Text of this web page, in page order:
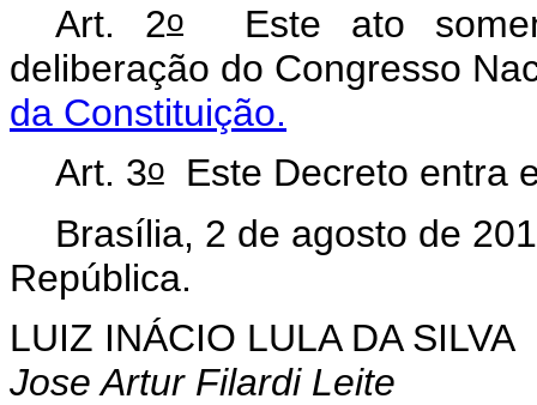
Art. 2o
Este ato
deliberação do Congresso
da Constituição.
Art. 3oEste Decreto entra
Brasília, 2 de agosto de
República.
LUIZ INÁCIO LULA DA SILVA
Jose Artur Filardi Leite